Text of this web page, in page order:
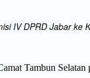
IV DPRD Jabar ke
Tambun